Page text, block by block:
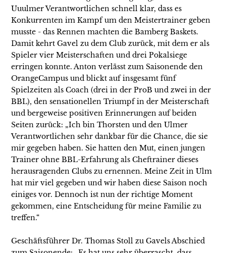
Uuulmer Verantwortlichen schnell klar, dass es
Konkurrenten im Kampf um den Meistertrainer geben
musste - das Rennen machten die Bamberg Baskets.
Damit kehrt Gavel zu dem Club zurück, mit dem er als
Spieler vier Meisterschaften und drei Pokalsiege
erringen konnte. Anton verlässt zum Saisonende den
OrangeCampus und blickt auf insgesamt fünf
Spielzeiten als Coach (drei in der ProB und zwei in der
BBL), den sensationellen Triumpf in der Meisterschaft
und bergeweise positiven Erinnerungen auf beiden
Seiten zurück: „Ich bin Thorsten und den Ulmer
Verantwortlichen sehr dankbar für die Chance, die sie
mir gegeben haben. Sie hatten den Mut, einen jungen
Trainer ohne BBL-Erfahrung als Cheftrainer dieses
herausragenden Clubs zu ernennen. Meine Zeit in Ulm
hat mir viel gegeben und wir haben diese Saison noch
einiges vor. Dennoch ist nun der richtige Moment
gekommen, eine Entscheidung für meine Familie zu
treffen.“
Geschäftsführer Dr. Thomas Stoll zu Gavels Abschied